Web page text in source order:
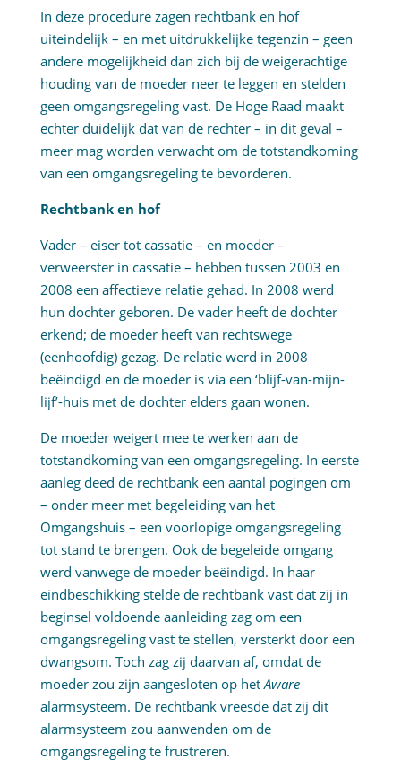
In deze procedure zagen rechtbank en hof
uiteindelijk – en met uitdrukkelijke tegenzin – geen
andere mogelijkheid dan zich bij de weigerachtige
houding van de moeder neer te leggen en stelden
geen omgangsregeling vast. De Hoge Raad maakt
echter duidelijk dat van de rechter – in dit geval –
meer mag worden verwacht om de totstandkoming
van een omgangsregeling te bevorderen.
Rechtbank en hof
Vader – eiser tot cassatie – en moeder –
verweerster in cassatie – hebben tussen 2003 en
2008 een affectieve relatie gehad. In 2008 werd
hun dochter geboren. De vader heeft de dochter
erkend; de moeder heeft van rechtswege
(eenhoofdig) gezag. De relatie werd in 2008
beëindigd en de moeder is via een ‘blijf-van-mijn-
lijf’-huis met de dochter elders gaan wonen.
De moeder weigert mee te werken aan de
totstandkoming van een omgangsregeling. In eerste
aanleg deed de rechtbank een aantal pogingen om
– onder meer met begeleiding van het
Omgangshuis – een voorlopige omgangsregeling
tot stand te brengen. Ook de begeleide omgang
werd vanwege de moeder beëindigd. In haar
eindbeschikking stelde de rechtbank vast dat zij in
beginsel voldoende aanleiding zag om een
omgangsregeling vast te stellen, versterkt door een
dwangsom. Toch zag zij daarvan af, omdat de
moeder zou zijn aangesloten op hetAware
alarmsysteem. De rechtbank vreesde dat zij dit
alarmsysteem zou aanwenden om de
omgangsregeling te frustreren.